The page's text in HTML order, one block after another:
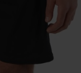
CAMISETAS
MANGA LARGA